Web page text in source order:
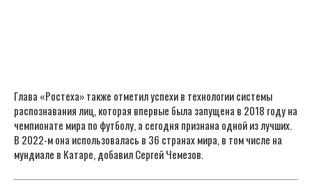
Глава «Ростеха» также отметил успехи в технологии системы
распознавания лиц, которая впервые была запущена в 2018 году на
чемпионате мира по футболу, а сегодня признана одной из лучших.
В 2022-м она использовалась в 36 странах мира, в том числе на
мундиале в Катаре, добавил Сергей Чемезов.